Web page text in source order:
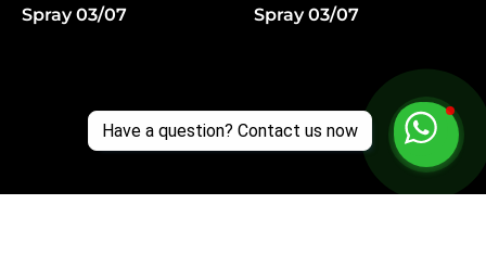
Have a question? Contact us now
Spray 03/07
Spray 03/07